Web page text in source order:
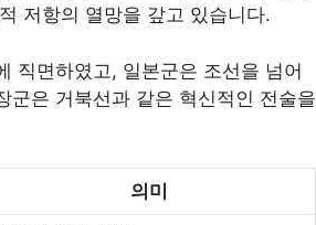
저항의 열망을 갚고 있습니다.
직면하였고, 일본군은 조선을 넘어
군은 거북선과 같은 혁신적인 전술을
의미